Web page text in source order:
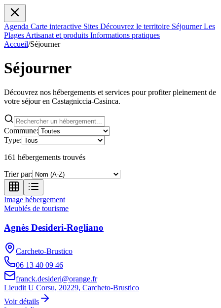
Agenda Carte interactive Sites Découvrez le territoire SéjournerLes
Plages Artisanat et produits Informations pratiques
Accueil/Séjourner
Séjourner
Découvrez nos hébergements et services pour profiter pleinement de
votre séjour en Castagniccia-Casinca.
Commune:
Type:
161 hébergements trouvés
Trier par:
Image hébergement
Meublés de tourisme
Agnès Desideri-Rogliano
Carcheto-Brustico
06 13 40 09 46
franck.desideri@orange.fr
Lieudit U Corsu, 20229, Carcheto-Brustico
Voir détails